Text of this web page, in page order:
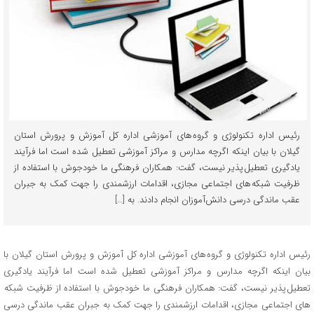
رئیس اداره تکنولوژی و گروه های آموزشی اداره کل آموزش و پرورش استان
گیلان با بیان اینکه اگرچه مدارس و مراکز آموزشی تعطیل شده است اما فرآیند
یادگیری تعطیل پذیر نیست، گفت: همکاران فرهنگی ما خودجوش با استفاده از
ظرفیت شبکه های اجتماعی مجازی، اقدامات ارزشمندی را جهت کمک به جبران
عقب ماندگی درسی دانش‌آموزان انجام دادند. به […]
رئیس اداره تکنولوژی و گروه های آموزشی اداره کل آموزش و پرورش استان گیلان با
بیان اینکه اگرچه مدارس و مراکز آموزشی تعطیل شده است اما فرآیند یادگیری
تعطیل پذیر نیست، گفت: همکاران فرهنگی ما خودجوش با استفاده از ظرفیت شبکه
های اجتماعی مجازی، اقدامات ارزشمندی را جهت کمک به جبران عقب ماندگی درسی